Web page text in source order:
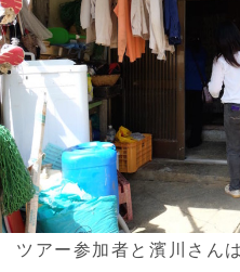
ツアー参加者と濱川さん